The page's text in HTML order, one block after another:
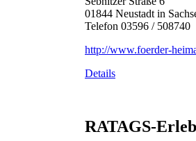
01844 Neustadt in
Telefon 03596 / 508740
http://www.foerder-
Details
RATAGS-